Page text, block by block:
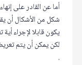
أما عن القادر على
شكل من الأشكال أن
يكون قابلا لإجراء
لكن يمكن أن يتم
.